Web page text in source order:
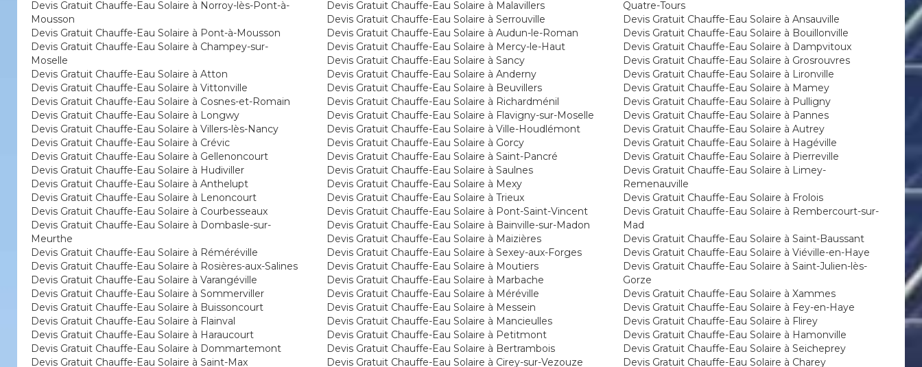
Devis Gratuit Chauffe-Eau Solaire à Norroy-lès-Pont-à-
Mousson
Devis Gratuit Chauffe-Eau Solaire à Pont-à-Mousson
Devis Gratuit Chauffe-Eau Solaire à Champey-sur-
Moselle
Devis Gratuit Chauffe-Eau Solaire à Atton
Devis Gratuit Chauffe-Eau Solaire à Vittonville
Devis Gratuit Chauffe-Eau Solaire à Cosnes-et-Romain
Devis Gratuit Chauffe-Eau Solaire à Longwy
Devis Gratuit Chauffe-Eau Solaire à Villers-lès-Nancy
Devis Gratuit Chauffe-Eau Solaire à Crévic
Devis Gratuit Chauffe-Eau Solaire à Gellenoncourt
Devis Gratuit Chauffe-Eau Solaire à Hudiviller
Devis Gratuit Chauffe-Eau Solaire à Anthelupt
Devis Gratuit Chauffe-Eau Solaire à Lenoncourt
Devis Gratuit Chauffe-Eau Solaire à Courbesseaux
Devis Gratuit Chauffe-Eau Solaire à Dombasle-sur-
Meurthe
Devis Gratuit Chauffe-Eau Solaire à Réméréville
Devis Gratuit Chauffe-Eau Solaire à Rosières-aux-Salines
Devis Gratuit Chauffe-Eau Solaire à Varangéville
Devis Gratuit Chauffe-Eau Solaire à Sommerviller
Devis Gratuit Chauffe-Eau Solaire à Buissoncourt
Devis Gratuit Chauffe-Eau Solaire à Flainval
Devis Gratuit Chauffe-Eau Solaire à Haraucourt
Devis Gratuit Chauffe-Eau Solaire à Dommartemont
Devis Gratuit Chauffe-Eau Solaire à Saint-Max
Devis Gratuit Chauffe-Eau Solaire à Malavillers
Devis Gratuit Chauffe-Eau Solaire à Serrouville
Devis Gratuit Chauffe-Eau Solaire à Audun-le-Roman
Devis Gratuit Chauffe-Eau Solaire à Mercy-le-Haut
Devis Gratuit Chauffe-Eau Solaire à Sancy
Devis Gratuit Chauffe-Eau Solaire à Anderny
Devis Gratuit Chauffe-Eau Solaire à Beuvillers
Devis Gratuit Chauffe-Eau Solaire à Richardménil
Devis Gratuit Chauffe-Eau Solaire à Flavigny-sur-Moselle
Devis Gratuit Chauffe-Eau Solaire à Ville-Houdlémont
Devis Gratuit Chauffe-Eau Solaire à Gorcy
Devis Gratuit Chauffe-Eau Solaire à Saint-Pancré
Devis Gratuit Chauffe-Eau Solaire à Saulnes
Devis Gratuit Chauffe-Eau Solaire à Mexy
Devis Gratuit Chauffe-Eau Solaire à Trieux
Devis Gratuit Chauffe-Eau Solaire à Pont-Saint-Vincent
Devis Gratuit Chauffe-Eau Solaire à Bainville-sur-Madon
Devis Gratuit Chauffe-Eau Solaire à Maizières
Devis Gratuit Chauffe-Eau Solaire à Sexey-aux-Forges
Devis Gratuit Chauffe-Eau Solaire à Moutiers
Devis Gratuit Chauffe-Eau Solaire à Marbache
Devis Gratuit Chauffe-Eau Solaire à Méréville
Devis Gratuit Chauffe-Eau Solaire à Messein
Devis Gratuit Chauffe-Eau Solaire à Mancieulles
Devis Gratuit Chauffe-Eau Solaire à Petitmont
Devis Gratuit Chauffe-Eau Solaire à Bertrambois
Devis Gratuit Chauffe-Eau Solaire à Cirey-sur-Vezouze
Quatre-Tours
Devis Gratuit Chauffe-Eau Solaire à Ansauville
Devis Gratuit Chauffe-Eau Solaire à Bouillonville
Devis Gratuit Chauffe-Eau Solaire à Dampvitoux
Devis Gratuit Chauffe-Eau Solaire à Grosrouvres
Devis Gratuit Chauffe-Eau Solaire à Lironville
Devis Gratuit Chauffe-Eau Solaire à Mamey
Devis Gratuit Chauffe-Eau Solaire à Pulligny
Devis Gratuit Chauffe-Eau Solaire à Pannes
Devis Gratuit Chauffe-Eau Solaire à Autrey
Devis Gratuit Chauffe-Eau Solaire à Hagéville
Devis Gratuit Chauffe-Eau Solaire à Pierreville
Devis Gratuit Chauffe-Eau Solaire à Limey-
Remenauville
Devis Gratuit Chauffe-Eau Solaire à Frolois
Devis Gratuit Chauffe-Eau Solaire à Rembercourt-sur-
Mad
Devis Gratuit Chauffe-Eau Solaire à Saint-Baussant
Devis Gratuit Chauffe-Eau Solaire à Viéville-en-Haye
Devis Gratuit Chauffe-Eau Solaire à Saint-Julien-lès-
Gorze
Devis Gratuit Chauffe-Eau Solaire à Xammes
Devis Gratuit Chauffe-Eau Solaire à Fey-en-Haye
Devis Gratuit Chauffe-Eau Solaire à Flirey
Devis Gratuit Chauffe-Eau Solaire à Hamonville
Devis Gratuit Chauffe-Eau Solaire à Seicheprey
Devis Gratuit Chauffe-Eau Solaire à Charey